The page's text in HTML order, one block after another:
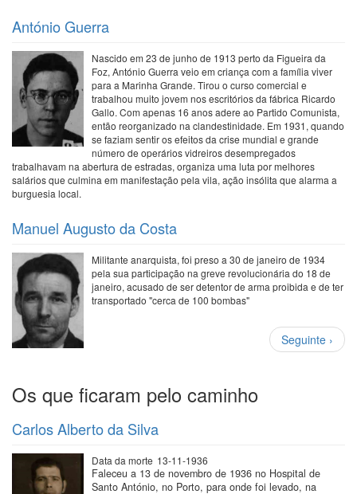
António Guerra
Nascido em 23 de junho de 1913 perto da Figueira da
Foz, António Guerra veio em criança com a família viver
para a Marinha Grande. Tirou o curso comercial e
trabalhou muito jovem nos escritórios da fábrica Ricardo
Gallo. Com apenas 16 anos adere ao Partido Comunista,
então reorganizado na clandestinidade. Em 1931, quando
se faziam sentir os efeitos da crise mundial e grande
número de operários vidreiros desempregados
trabalhavam na abertura de estradas, organiza uma luta por melhores
salários que culmina em manifestação pela vila, ação insólita que alarma a
burguesia local.
Manuel Augusto da Costa
Militante anarquista, foi preso a 30 de janeiro de 1934
pela sua participação na greve revolucionária do 18 de
janeiro, acusado de ser detentor de arma proibida e de ter
transportado "cerca de 100 bombas"
Paginação
Próxima
página
Seguinte ›
Os que ficaram pelo caminho
Carlos Alberto da Silva
Data da morte 13-11-1936
Faleceu a 13 de novembro de 1936 no Hospital de
Santo António, no Porto, para onde foi levado, na